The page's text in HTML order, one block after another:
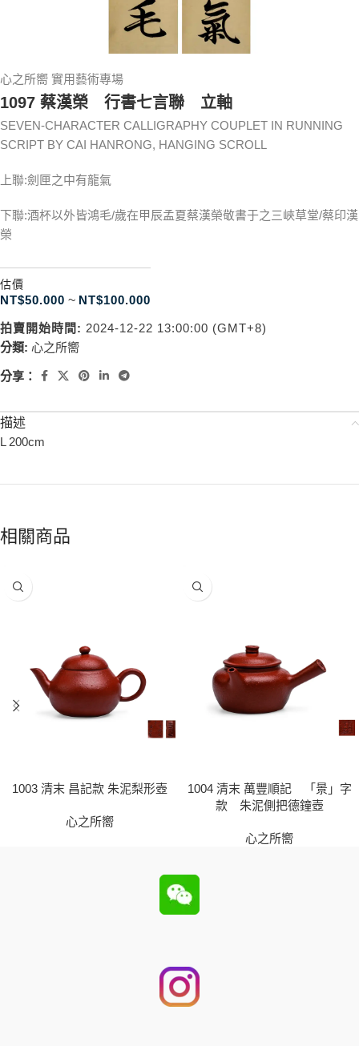
心之所嚮 實用藝術專場
1097 蔡漢榮 行書七言聯 立軸
SEVEN-CHARACTER CALLIGRAPHY COUPLET IN RUNNING
SCRIPT BY CAI HANRONG, HANGING SCROLL
上聯:劍匣之中有龍氣
下聯:酒杯以外皆鴻毛/歲在甲辰孟夏蔡漢榮敬書于之三峽草堂/蔡印漢
榮
估價
NT$50.000 ~ NT$100.000
拍賣開始時間: 2024-12-22 13:00:00 (GMT+8)
分類: 心之所嚮
分享：
描述
L 200cm
相關商品
1003 清末 昌記款 朱泥梨形壺
心之所嚮
1004 清末 萬豐順記 「景」字
款 朱泥側把德鐘壺
心之所嚮